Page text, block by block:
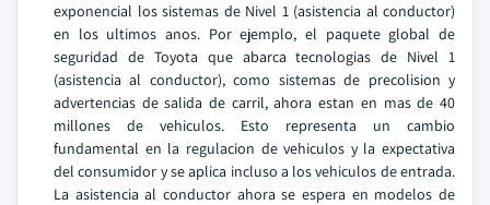
exponencial los sistemas de Nivel 1 (asistencia al conductor)
en los ultimos anos. Por ejemplo, el paquete global de
seguridad de Toyota que abarca tecnologias de Nivel 1
(asistencia al conductor), como sistemas de precolision y
advertencias de salida de carril, ahora estan en mas de 40
millones de vehiculos. Esto representa un cambio
fundamental en la regulacion de vehiculos y la expectativa
del consumidor y se aplica incluso a los vehiculos de entrada.
La asistencia al conductor ahora se espera en modelos de